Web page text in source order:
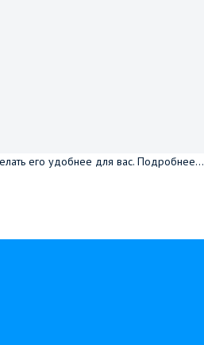
его удобнее для вас. Подробнее...